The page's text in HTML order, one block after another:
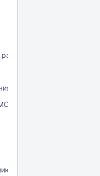
абонентов
пулов адресов